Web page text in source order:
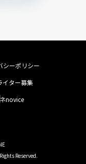
シーポリシー
イター募集
novice
Reserved.